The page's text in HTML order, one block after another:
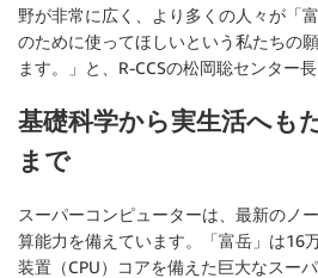
野が非常に広く、より多くの人々が「
のために使ってほしいという私たちの
ます。」と、R-CCSの松岡聡センター
基礎科学から実生活へも
まで
スーパーコンピューターは、最新のノ
算能力を備えています。「富岳」は16
装置（CPU）コアを備えた巨大なスー